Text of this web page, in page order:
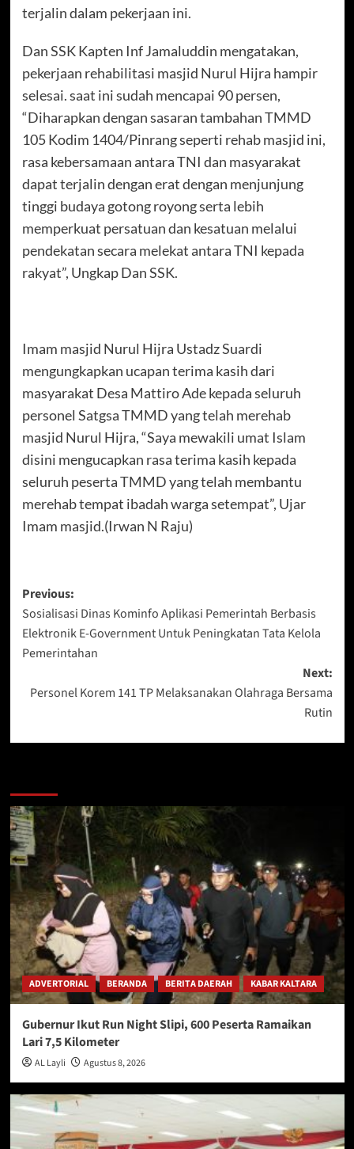
terjalin dalam pekerjaan ini.
Dan SSK Kapten Inf Jamaluddin mengatakan,
pekerjaan rehabilitasi masjid Nurul Hijra hampir
selesai. saat ini sudah mencapai 90 persen,
“Diharapkan dengan sasaran tambahan TMMD
105 Kodim 1404/Pinrang seperti rehab masjid ini,
rasa kebersamaan antara TNI dan masyarakat
dapat terjalin dengan erat dengan menjunjung
tinggi budaya gotong royong serta lebih
memperkuat persatuan dan kesatuan melalui
pendekatan secara melekat antara TNI kepada
rakyat”, Ungkap Dan SSK.
Imam masjid Nurul Hijra Ustadz Suardi
mengungkapkan ucapan terima kasih dari
masyarakat Desa Mattiro Ade kepada seluruh
personel Satgsa TMMD yang telah merehab
masjid Nurul Hijra, “Saya mewakili umat Islam
disini mengucapkan rasa terima kasih kepada
seluruh peserta TMMD yang telah membantu
merehab tempat ibadah warga setempat”, Ujar
Imam masjid.(Irwan N Raju)
Post
navigation
Previous:
Sosialisasi Dinas Kominfo Aplikasi Pemerintah Berbasis
Elektronik E-Government Untuk Peningkatan Tata Kelola
Pemerintahan
Next:
Personel Korem 141 TP Melaksanakan Olahraga Bersama
Rutin
ADVERTORIAL BERANDA BERITA DAERAH KABAR KALTARA
Gubernur Ikut Run Night Slipi, 600 Peserta Ramaikan
Lari 7,5 Kilometer
AL Layli Agustus 8, 2026